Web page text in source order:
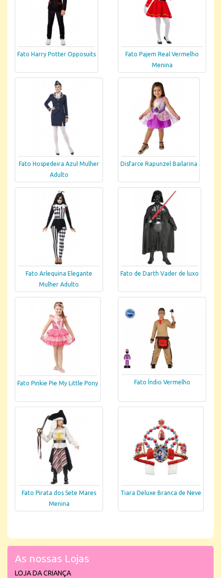
Fato Harry Potter Opposuits
Fato Pajem Real Vermelho
Menina
Fato Hospedeira Azul Mulher
Adulto
Disfarce Rapunzel Bailarina
Fato Arlequina Elegante
Mulher Adulto
Fato de Darth Vader de luxo
Fato Pinkie Pie My Little Pony Fato Índio Vermelho
Fato Pirata dos Sete Mares
Menina
Tiara Deluxe Branca de Neve
As nossas Lojas
LOJA DA CRIANÇA